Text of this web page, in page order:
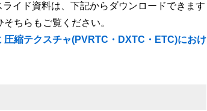
イド資料は、下記からダウンロードできます
ちらもご覧ください。
縮テクスチャ(PVRTC・DXTC・ETC)におけ